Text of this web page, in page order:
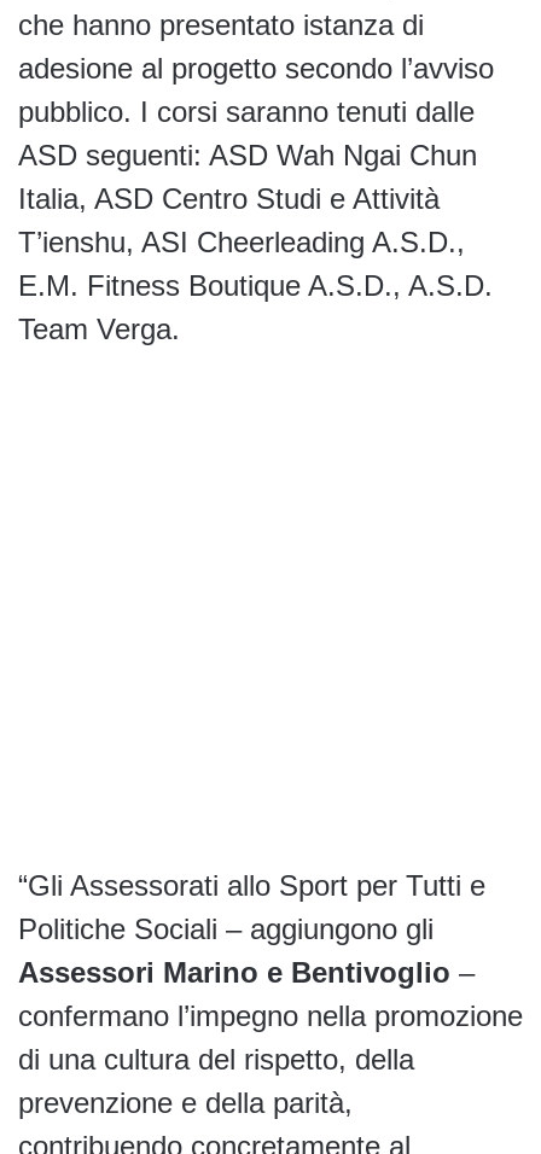
che hanno presentato istanza di
adesione al progetto secondo l’avviso
pubblico. I corsi saranno tenuti dalle
ASD seguenti: ASD Wah Ngai Chun
Italia, ASD Centro Studi e Attività
T’ienshu, ASI Cheerleading A.S.D.,
E.M. Fitness Boutique A.S.D., A.S.D.
Team Verga.
“Gli Assessorati allo Sport per Tutti e
Politiche Sociali – aggiungono gli
Assessori Marino e Bentivoglio –
confermano l’impegno nella promozione
di una cultura del rispetto, della
prevenzione e della parità,
contribuendo concretamente al